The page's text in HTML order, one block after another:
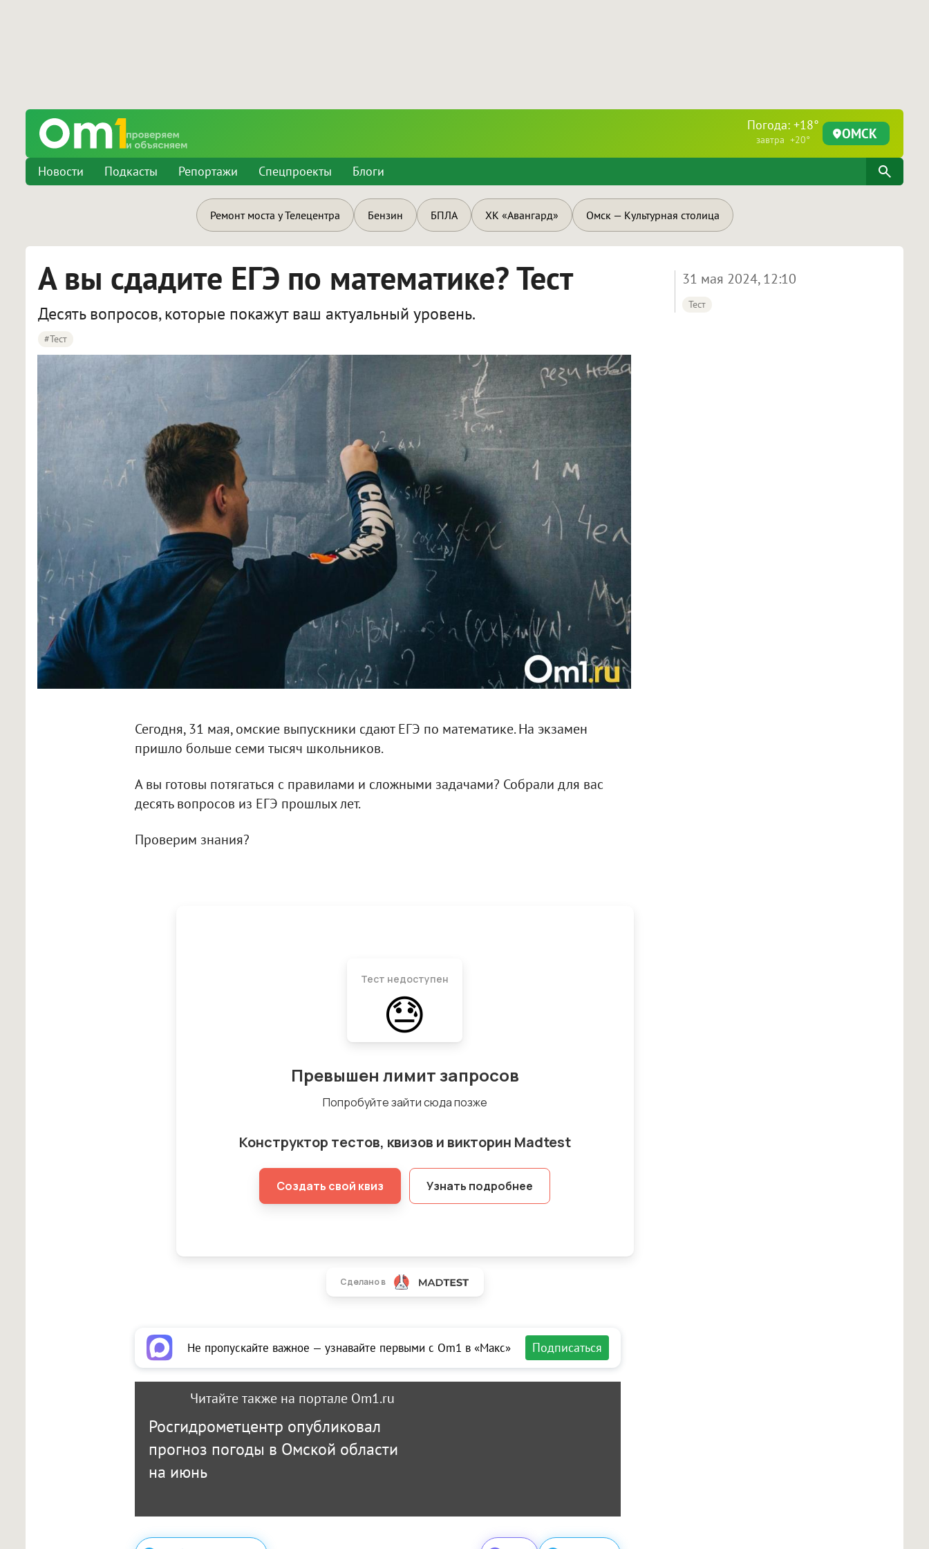
Погода: +18°
завтра +20° ОМСК
Новости Подкасты Репортажи Спецпроекты Блоги
Ремонт моста у Телецентра Бензин БПЛА ХК «Авангард» Омск — Культурная столица
А вы сдадите ЕГЭ по математике? Тест
Десять вопросов, которые покажут ваш актуальный уровень.
#тест
31 мая 2024, 12:10
Тест
Сегодня, 31 мая, омские выпускники сдают ЕГЭ по математике. На экзамен
пришло больше семи тысяч школьников.
А вы готовы потягаться с правилами и сложными задачами? Собрали для вас
десять вопросов из ЕГЭ прошлых лет.
Проверим знания?
Не пропускайте важное — узнавайте первыми с Om1 в «Макс» Подписаться
Читайте также на портале Om1.ru
Росгидрометцентр опубликовал
прогноз погоды в Омской области
на июнь